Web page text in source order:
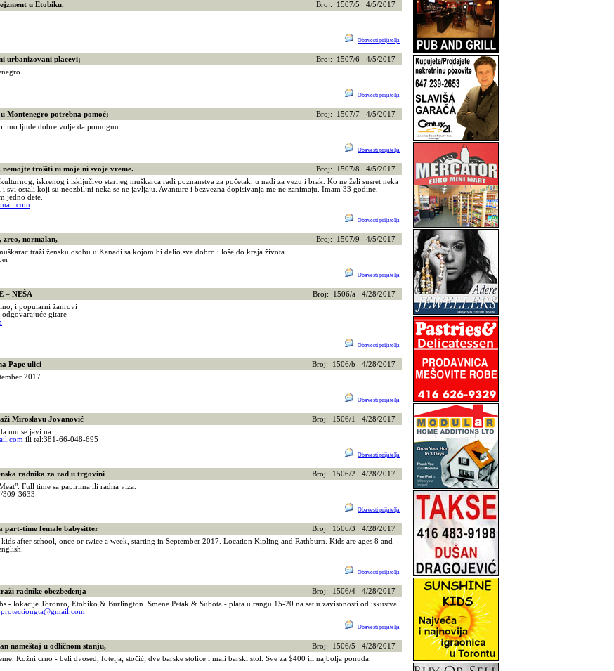
u Etobiku.
Broj: 1507/5 4/5/2017
Obavesti prijatelja
urbanizovani placevi;
Broj: 1507/6 4/5/2017
Obavesti prijatelja
potrebna pomoć;
Broj: 1507/7 4/5/2017
ljude dobre volje da pomognu
Obavesti prijatelja
trošiti ni moje ni svoje vreme.
Broj: 1507/8 4/5/2017
iskrenog i isključivo starijeg muškarca radi poznanstva za početak, u nadi za vezu i brak. Ko ne želi susret neka
i svi ostali koji su neozbiljni neka se ne javljaju. Avanture i bezvezna dopisivanja me ne zanimaju. Imam 33 godine,
jedno dete.
Obavesti prijatelja
normalan,
Broj: 1507/9 4/5/2017
traži žensku osobu u Kanadi sa kojom bi delio sve dobro i loše do kraja života.
Obavesti prijatelja
– NEŠA
Broj: 1506/a 4/28/2017
i popularni žanrovi
gitare
Obavesti prijatelja
Pape ulici
Broj: 1506/b 4/28/2017
2017
Obavesti prijatelja
Miroslavu Jovanović
Broj: 1506/1 4/28/2017
mu se javi na:
ili tel:381-66-048-695
Obavesti prijatelja
radnika za rad u trgovini
Broj: 1506/2 4/28/2017
Full time sa papirima ili radna viza.
309-3633
Obavesti prijatelja
time female babysitter
Broj: 1506/3 4/28/2017
after school, once or twice a week, starting in September 2017. Location Kipling and Rathburn. Kids are ages 8 and
Obavesti prijatelja
radnike obezbeđenja
Broj: 1506/4 4/28/2017
- lokacije Toronro, Etobiko & Burlington. Smene Petak & Subota - plata u rangu 15-20 na sat u zavisonosti od iskustva.
Obavesti prijatelja
nameštaj u odličnom stanju,
Broj: 1506/5 4/28/2017
Kožni crno - beli dvosed; fotelja; stočić; dve barske stolice i mali barski stol. Sve za $400 ili najbolja ponuda.